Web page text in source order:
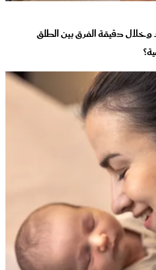
دقيقة الفرق بين الطلق